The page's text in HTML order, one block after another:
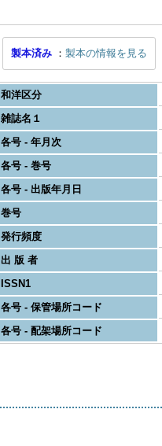
製本済み 製本の情報を見る
和洋区分
雑誌名１
各号 - 年月次
各号 - 巻号
各号 - 出版年月日
巻号
発行頻度
出 版 者
ISSN1
各号 - 保管場所コード
各号 - 配架場所コード